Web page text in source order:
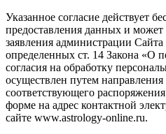
Указанное согласие действует
предоставления данных и
заявления администрации
определенных ст. 14 Закона «О
согласия на обработку
осуществлен путем
соответствующего
форме на адрес контактной
сайте www.astrology-online.ru.